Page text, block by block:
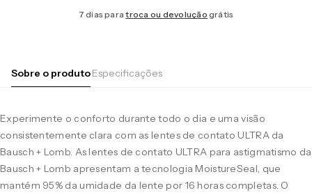
7 dias paratroca ou devolução grátis
Sobre o produtoEspecificações
Experimente o conforto durante todo o dia e uma visão
consistentemente clara com as lentes de contato ULTRA da
Bausch + Lomb. As lentes de contato ULTRA para astigmatismo da
Bausch + Lomb apresentam a tecnologia MoistureSeal, que
mantém 95% da umidade da lente por 16 horas completas. O